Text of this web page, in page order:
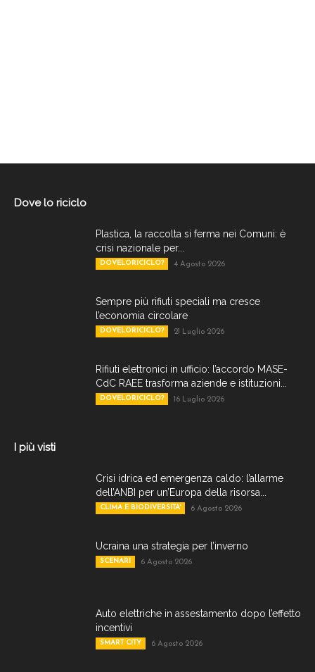
Dove lo riciclo
Plastica, la raccolta si ferma nei Comuni: è
crisi nazionale per...
DOVELORICICLO? 4 Agosto 2026
Sempre più rifiuti speciali ma cresce
l’economia circolare
DOVELORICICLO? 21 Luglio 2026
Rifiuti elettronici in ufficio: l’accordo MASE-
CdC RAEE trasforma aziende e istituzioni...
DOVELORICICLO? 16 Luglio 2026
I più visti
Crisi idrica ed emergenza caldo: l’allarme
dell’ANBI per un’Europa della risorsa...
CLIMA E BIODIVERSITA' 6 Agosto 2026
Ucraina una strategia per l’inverno
SCENARI 6 Agosto 2026
Auto elettriche in assestamento dopo l’effetto
incentivi
SMART CITY 6 Agosto 2026